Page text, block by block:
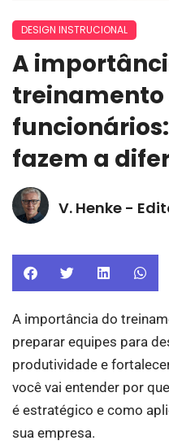
DESIGN INSTRUCIONAL
A
treinamento
fazem a
V. Henke -
A importância do
preparar equipes para
produtividade e
você vai entender por
é estratégico e como
sua empresa.